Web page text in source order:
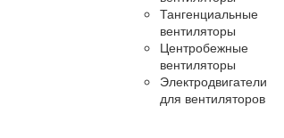
Тангенциальные
вентиляторы
Центробежные
вентиляторы
Электродвигатели
для вентиляторов